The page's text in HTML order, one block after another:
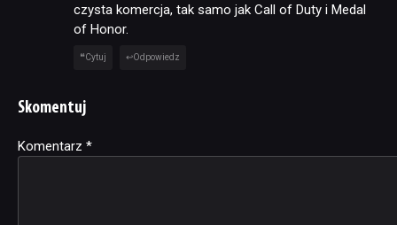
czysta komercja, tak samo jak Call of Duty i Medal
of Honor.
Cytuj Odpowiedz
Skomentuj
Komentarz *
Alternative: